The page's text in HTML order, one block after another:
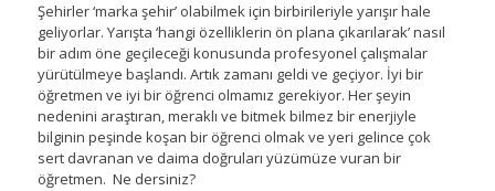
Şehirler ‘marka şehir’ olabilmek için birbirileriyle yarışır hale
geliyorlar. Yarışta ‘hangi özelliklerin ön plana çıkarılarak’ nasıl
bir adım öne geçileceği konusunda profesyonel çalışmalar
yürütülmeye başlandı. Artık zamanı geldi ve geçiyor. İyi bir
öğretmen ve iyi bir öğrenci olmamız gerekiyor. Her şeyin
nedenini araştıran, meraklı ve bitmek bilmez bir enerjiyle
bilginin peşinde koşan bir öğrenci olmak ve yeri gelince çok
sert davranan ve daima doğruları yüzümüze vuran bir
öğretmen. Ne dersiniz?